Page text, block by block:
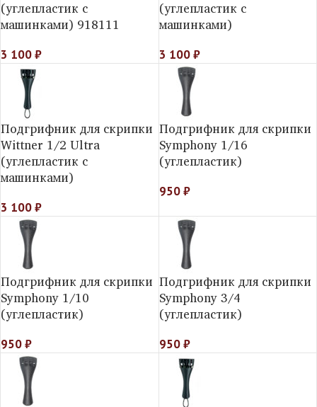
(углепластик с
машинками) 918111
3 100₽
(углепластик с
машинками)
3 100₽
Подгрифник для скрипки
Wittner 1/2 Ultra
(углепластик с
машинками)
3 100₽
Подгрифник для скрипки
Symphony 1/16
(углепластик)
950₽
Подгрифник для скрипки
Symphony 1/10
(углепластик)
950₽
Подгрифник для скрипки
Symphony 3/4
(углепластик)
950₽